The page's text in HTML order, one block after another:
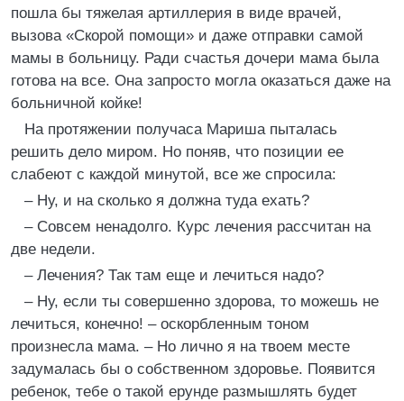
пошла бы тяжелая артиллерия в виде врачей,
вызова «Скорой помощи» и даже отправки самой
мамы в больницу. Ради счастья дочери мама была
готова на все. Она запросто могла оказаться даже на
больничной койке!
На протяжении получаса Мариша пыталась
решить дело миром. Но поняв, что позиции ее
слабеют с каждой минутой, все же спросила:
– Ну, и на сколько я должна туда ехать?
– Совсем ненадолго. Курс лечения рассчитан на
две недели.
– Лечения? Так там еще и лечиться надо?
– Ну, если ты совершенно здорова, то можешь не
лечиться, конечно! – оскорбленным тоном
произнесла мама. – Но лично я на твоем месте
задумалась бы о собственном здоровье. Появится
ребенок, тебе о такой ерунде размышлять будет